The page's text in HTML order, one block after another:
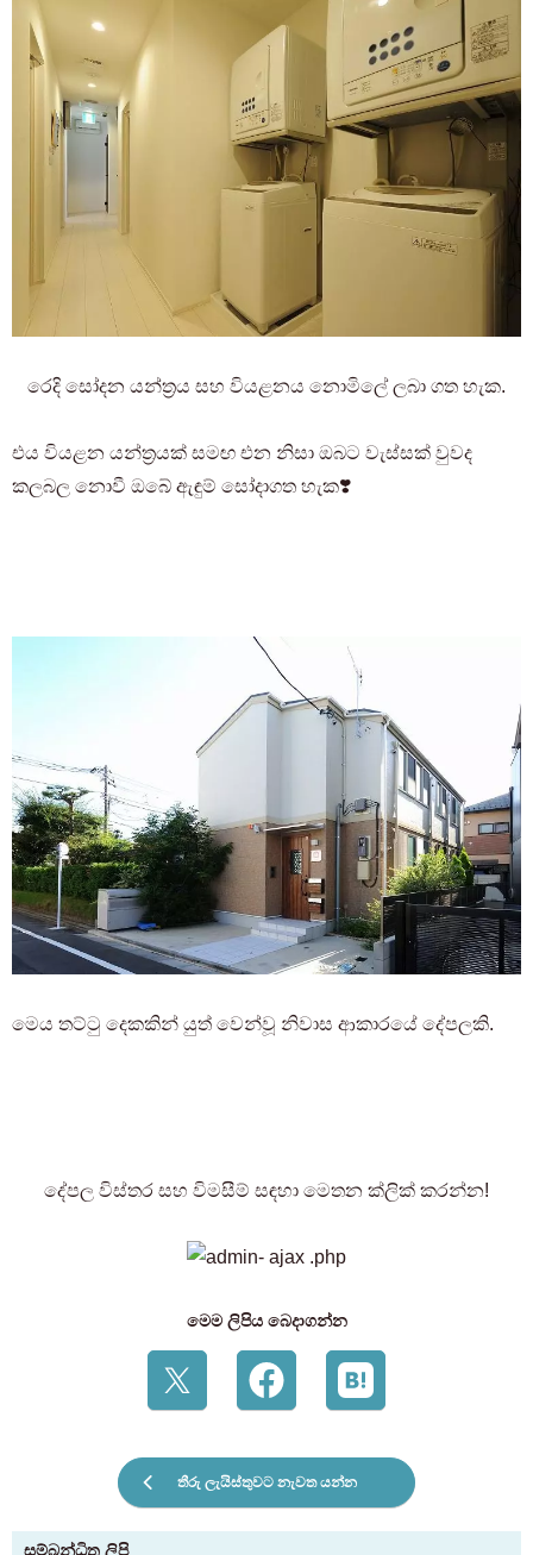
රෙදි සෝදන යන්ත්‍රය සහ වියළනය නොමිලේ ලබා ගත හැක.
එය වියළන යන්ත්‍රයක් සමඟ එන නිසා ඔබට වැස්සක් වුවද
කලබල නොවී ඔබේ ඇඳුම් සෝදාගත හැක❣️
මෙය තට්ටු දෙකකින් යුත් වෙන්වූ නිවාස ආකාරයේ දේපලකි.
දේපල විස්තර සහ විමසීම් සඳහා මෙතන ක්ලික් කරන්න!
මෙම ලිපිය බෙදාගන්න
තීරු ලැයිස්තුවට නැවත යන්න
සම්බන්ධිත ලිපි